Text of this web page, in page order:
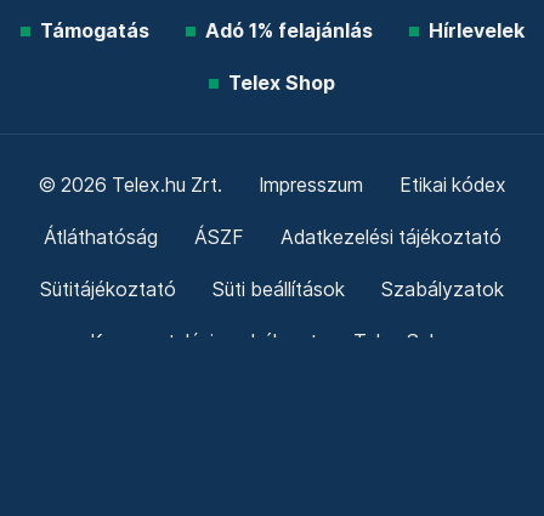
Támogatás Adó 1% felajánlás Hírlevelek
Telex Shop
© 2026 Telex.hu Zrt. Impresszum Etikai kódex
Átláthatóság ÁSZF Adatkezelési tájékoztató
Sütitájékoztató Süti beállítások Szabályzatok
Kommentelési szabályzat Telex Sales